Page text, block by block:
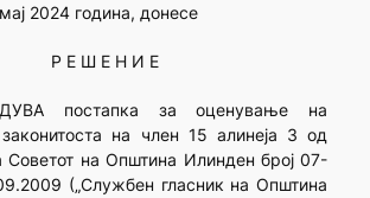
2024 година, донесе
Р Е Ш Е Н И Е
постапка за оценување на
на член 15 алинеја 3 од
Советот на Општина Илинден број 07-
(„Службен гласник на Општина